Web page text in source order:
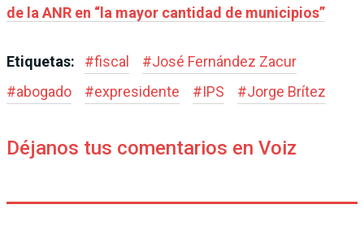
de la ANR en “la mayor cantidad de municipios”
Etiquetas: #fiscal #José Fernández Zacur
#abogado #expresidente #IPS #Jorge Brítez
Déjanos tus comentarios en Voiz